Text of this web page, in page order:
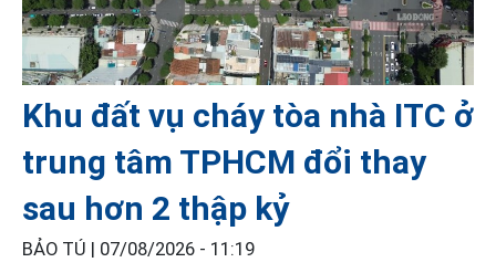
Khu đất vụ cháy tòa nhà ITC ở
trung tâm TPHCM đổi thay
sau hơn 2 thập kỷ
BẢO TÚ | 07/08/2026 - 11:19